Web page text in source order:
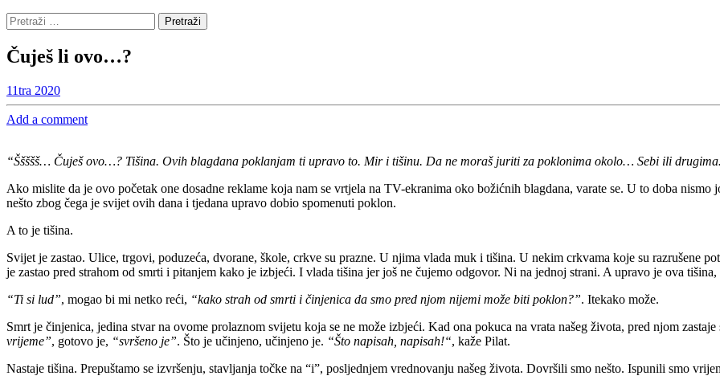
Pretraži:
Čuješ li ovo…?
11tra 2020
Add a comment
“Ššššš… Čuješ ovo…? Tišina. Ovih blagdana poklanjam ti upravo to. Mir i tišinu. Da ne moraš juriti za poklonima okolo… Sebi ili
Ako mislite da je ovo početak one dosadne reklame koja nam se vrtjela na TV-ekranima oko božićnih blagdana, varate se. U to doba
nešto zbog čega je svijet ovih dana i tjedana upravo dobio spomenuti poklon.
A to je tišina.
Svijet je zastao. Ulice, trgovi, poduzeća, dvorane, škole, crkve su prazne. U njima vlada muk i tišina. U nekim crkvama koje su razrušene
je zastao pred strahom od smrti i pitanjem kako je izbjeći. I vlada tišina jer još ne čujemo odgovor. Ni na jednoj strani. A upravo je ova
“Ti si lud”, mogao bi mi netko reći, “kako strah od smrti i činjenica da smo pred njom nijemi može biti poklon?”. Itekako može.
Smrt je činjenica, jedina stvar na ovome prolaznom svijetu koja se ne može izbjeći. Kad ona pokuca na vrata našeg života, pred njom
vrijeme”, gotovo je, “svršeno je”. Što je učinjeno, učinjeno je. “Što napisah, napisah!“, kaže Pilat.
Nastaje tišina. Prepuštamo se izvršenju, stavljanja točke na “i”, posljednjem vrednovanju našeg života. Dovršili smo nešto. Ispunili smo